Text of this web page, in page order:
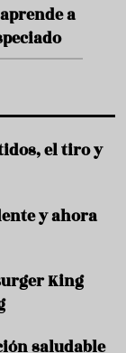
del
el tiro y
y ahora
King
saludable